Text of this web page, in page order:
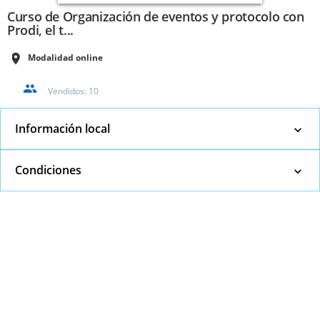
Curso de Organización de eventos y protocolo con
Prodi, el t...
Modalidad online
Vendidos: 10
Información local
Condiciones